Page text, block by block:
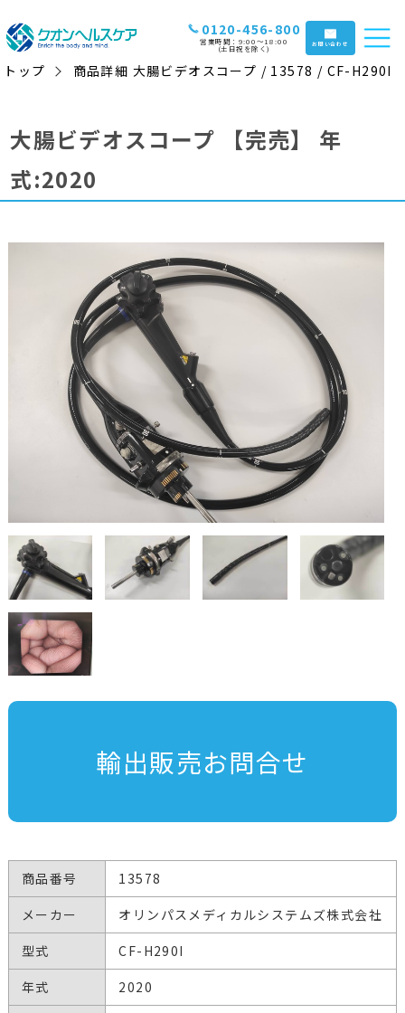
0120-456-800
営業時間：9:00〜18:00
(土日祝を除く) お問い合わせ
トップ 商品詳細 大腸ビデオスコープ / 13578 / CF-H290I
大腸ビデオスコープ 【完売】
年
式:2020
輸出販売お問合せ
商品番号
13578
メーカー
オリンパスメディカルシステムズ株式会社
型式
CF-H290I
年式
2020